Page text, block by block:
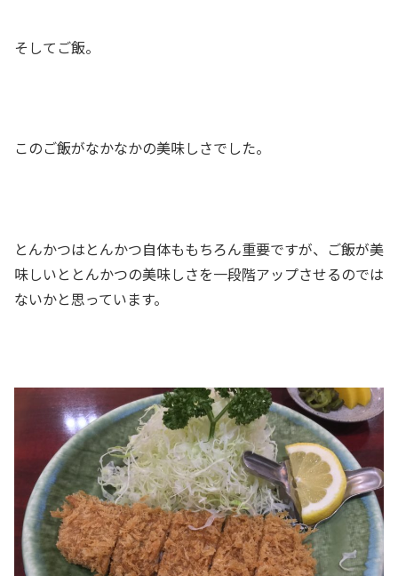
そしてご飯。
このご飯がなかなかの美味しさでした。
とんかつはとんかつ自体ももちろん重要ですが、ご飯が美
味しいととんかつの美味しさを一段階アップさせるのでは
ないかと思っています。